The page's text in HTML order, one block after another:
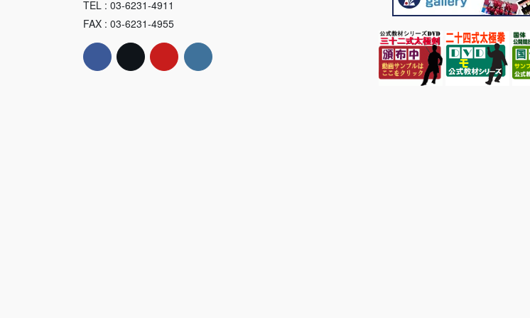
TEL : 03-6231-4911
FAX : 03-6231-4955